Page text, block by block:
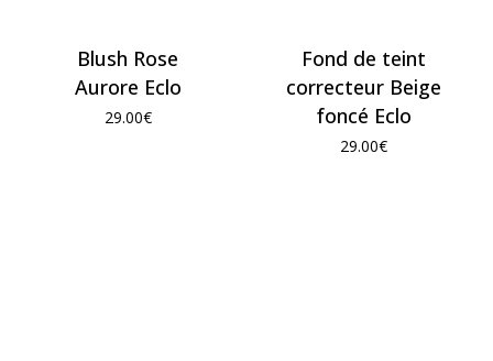
Blush Rose
Aurore Eclo
29.00€
Fond de teint
correcteur Beige
foncé Eclo
29.00€